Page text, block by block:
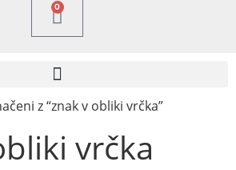
0
z “znak v obliki vrčka”
vrčka